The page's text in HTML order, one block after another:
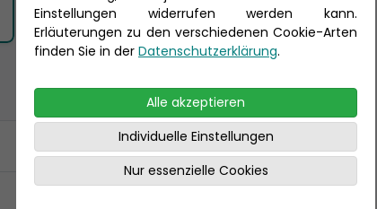
Einstellungen widerrufen werden kann.
Erläuterungen zu den verschiedenen Cookie-Arten
finden Sie in der Datenschutzerklärung.
Alle akzeptieren
Individuelle Einstellungen
Nur essenzielle Cookies